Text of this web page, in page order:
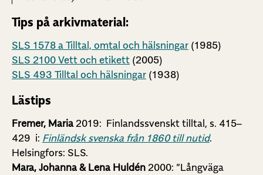
Tips på arkivmaterial:
SLS 1578 a Tilltal, omtal och hälsningar (1985)
SLS 2100 Vett och etikett (2005)
SLS 493 Tilltal och hälsningar (1938)
Lästips
Fremer, Maria2019: Finlandssvenskt tilltal, s. 415–
429 i: Finländsk svenska från 1860 till nutid.
Helsingfors: SLS.
Mara, Johanna & Lena Huldén 2000: ”Långväga